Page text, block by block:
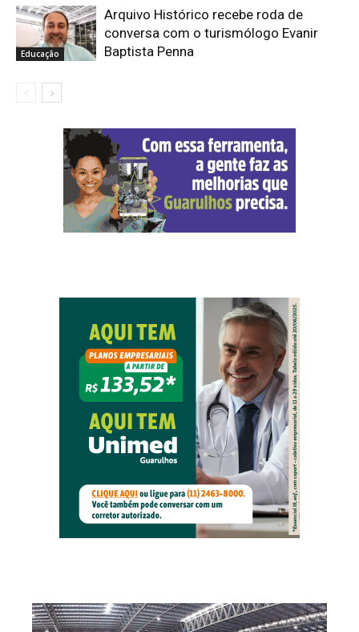
Educação
Arquivo Histórico recebe roda de
conversa com o turismólogo Evanir
Baptista Penna